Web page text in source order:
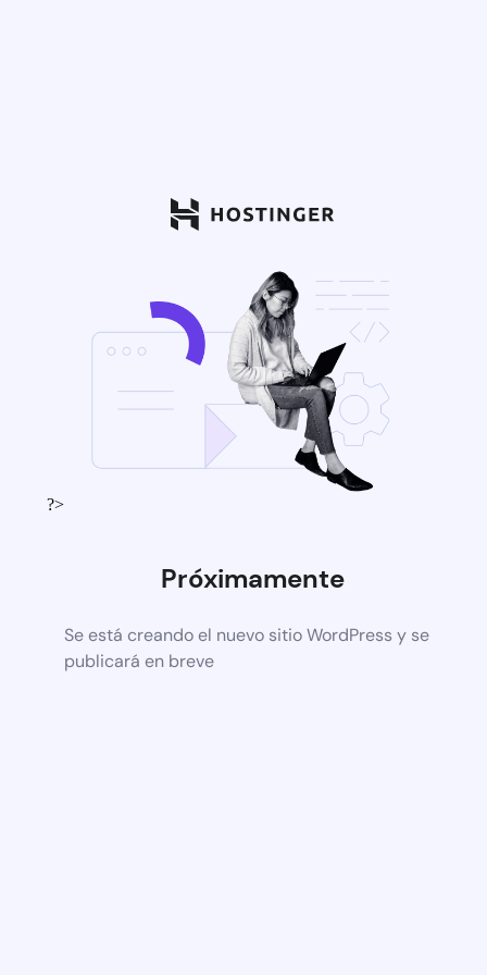
?>
Próximamente
Se está creando el nuevo sitio WordPress y se
publicará en breve